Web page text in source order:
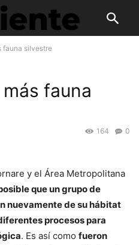
fauna silvestre
fauna
0
164
y el Área Metropolitana
que un grupo de
nuevamente de su hábitat
procesos para
. Es así como fueron